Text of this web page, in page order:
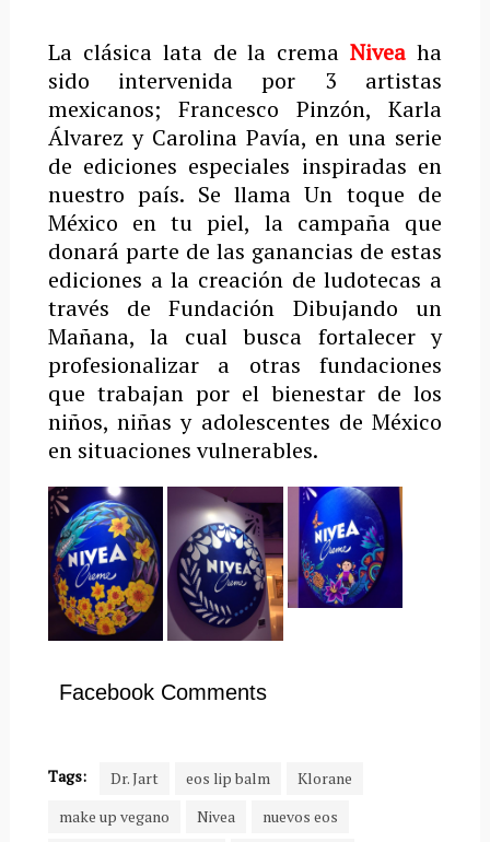
La clásica lata de la cremaNivea ha
sido intervenida por 3 artistas
mexicanos; Francesco Pinzón, Karla
Álvarez y Carolina Pavía, en una serie
de ediciones especiales inspiradas en
nuestro país. Se llama Un toque de
México en tu piel, la campaña que
donará parte de las ganancias de estas
ediciones a la creación de ludotecas a
través de Fundación Dibujando un
Mañana, la cual busca fortalecer y
profesionalizar a otras fundaciones
que trabajan por el bienestar de los
niños, niñas y adolescentes de México
en situaciones vulnerables.
Facebook Comments
Tags: Dr. Jart eos lip balm
Klorane
make up vegano
Nivea
nuevos eos